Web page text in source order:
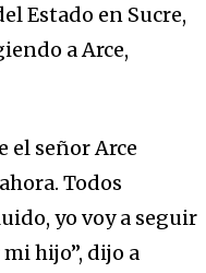
Estado en Sucre,
a Arce,
el señor Arce
Todos
yo voy a seguir
hijo”, dijo a